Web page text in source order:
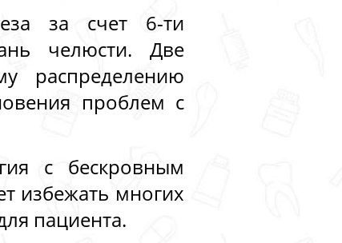
за счет 6-ти
челюсти. Две
распределению
проблем с
с бескровным
избежать многих
пациента.